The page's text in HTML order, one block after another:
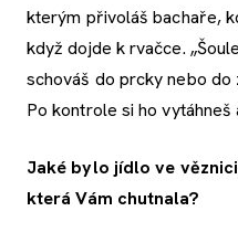
kterým přivoláš bachaře,
když dojde k rvačce.
schováš do prcky nebo do
Po kontrole si ho
Jaké bylo jídlo ve
která Vám chutnala?